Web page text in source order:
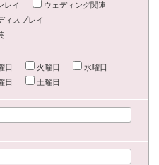
レイ
ウェディング関連
ィスプレイ
日 火曜日
水曜日
日 土曜日